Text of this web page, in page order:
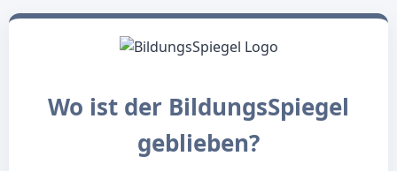
Wo ist der BildungsSpiegel
geblieben?